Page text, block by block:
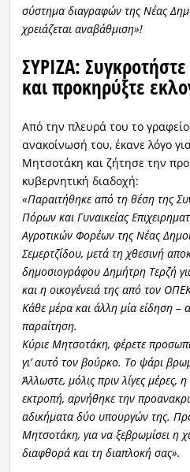
σύστημα διαγραφών της Νέας
χρειάζεται αναβάθμιση»!
ΣΥΡΙΖΑ:
και προκηρύξτε
Από την πλευρά του το
ανακοίνωσή του, έκανε λόγο
Μητσοτάκη και ζήτησε την
κυβερνητική διαδοχή:
«Παραιτήθηκε από τη θέση της
Πόρων και Γυναικείας
Αγροτικών Φορέων της Νέας
Σεμερτζίδου, μετά τη χθεσινή
δημοσιογράφου Δημήτρη Τερζή
και η οικογένειά της από τον
Κάθε μέρα και άλλη μία είδηση
παραίτηση.
Κύριε Μητσοτάκη, φέρετε
γι’ αυτό τον βούρκο. Το ψάρι
Άλλωστε, μόλις πριν λίγες μέρες,
εκτροπή, αρνήθηκε την
αδικήματα δύο υπουργών της.
Μητσοτάκη, για να ξεβρωμίσει η
διαφθορά και τη διαπλοκή σας».